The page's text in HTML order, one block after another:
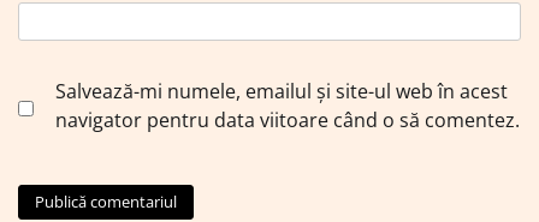
Salvează-mi numele, emailul și site-ul web în acest
navigator pentru data viitoare când o să comentez.